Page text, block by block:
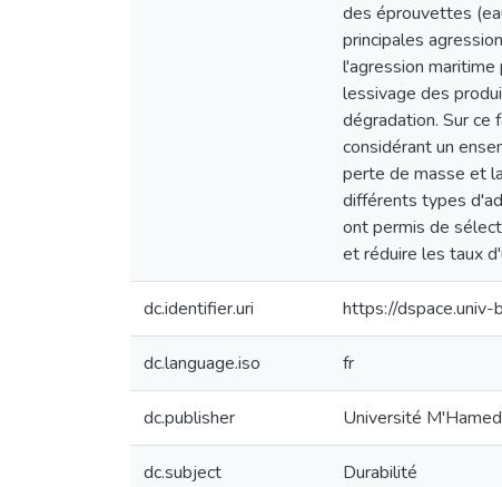
des éprouvettes
principales
l'agression
lessivage des
dégradation. Sur ce
considérant un
perte de masse et
différents types
ont permis de
et réduire les taux
dc.identifier.uri https://
dc.language.iso fr
dc.publisher Université
dc.subject Durabilité